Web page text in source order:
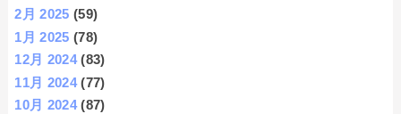
2月 2025 (59)
1月 2025 (78)
12月 2024(83)
11月 2024(77)
10月 2024(87)